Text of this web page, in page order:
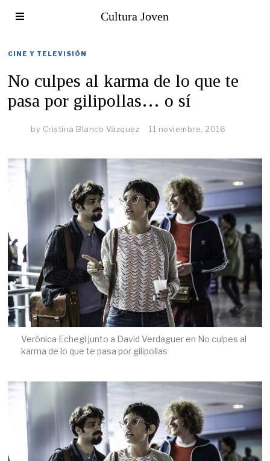
Cultura Joven
CINE Y TELEVISIÓN
No culpes al karma de lo que te
pasa por gilipollas… o sí
by Cristina Blanco Vázquez 11 noviembre, 2016
Verónica Echegi junto a David Verdaguer en No culpes al
karma de lo que te pasa por gilipollas